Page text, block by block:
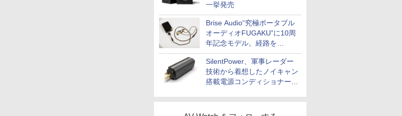
一挙発売
Brise Audio“究極ポータブル
オーディオFUGAKU”に10周
年記念モデル。経路を
NISHIKIで統一。400万円
SilentPower、軍事レーダー
技術から着想したノイキャン
搭載電源コンディショナー